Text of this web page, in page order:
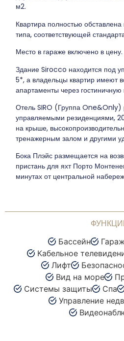
м2.
Квартира полностью
типа, соответствующей
Место в гараже включено в цену.
Здание Sirocco находится под
5*, а владельцы квартир имеют
апартаменты через
Отель SIRO (Группа One&Only)
управляемыми резиденциями,
на крыше,
тренажерным залом и другими
Бока Плэйс размещается на
пристань для яхт Порто
минутах от центральной
Бассейн
Кабельное
Лифт
Вид на море
Системы защиты
Спа
Управление